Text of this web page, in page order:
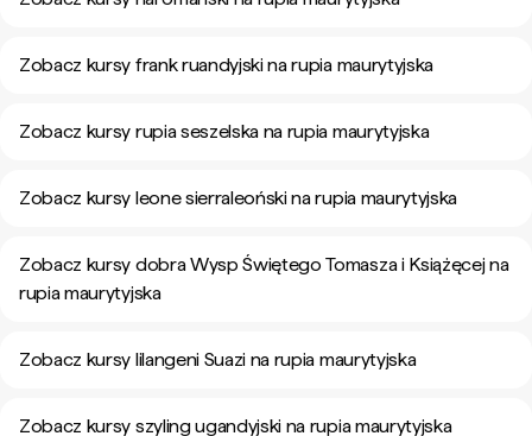
Zobacz kursy frank ruandyjski na rupia maurytyjska
Zobacz kursy rupia seszelska na rupia maurytyjska
Zobacz kursy leone sierraleoński na rupia maurytyjska
Zobacz kursy dobra Wysp Świętego Tomasza i Książęcej na
rupia maurytyjska
Zobacz kursy lilangeni Suazi na rupia maurytyjska
Zobacz kursy szyling ugandyjski na rupia maurytyjska